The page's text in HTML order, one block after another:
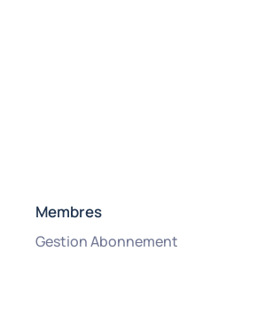
Membres
Gestion Abonnement